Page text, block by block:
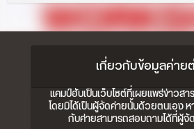
เกี่ยวกับข้อมูลค่าย
แคมป์ฮับเป็นเว็บไซต์ที่เผยแพร่ข่าวส
โดยมิได้เป็นผู้จัดค่ายนั้นด้วยตนเอง
กับค่ายสามารถสอบถามได้ที่ผู้จั